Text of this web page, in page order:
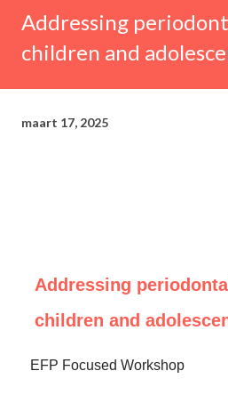
Addressing
children and
maart 17, 2025
Addressing
children and
EFP Focused Workshop